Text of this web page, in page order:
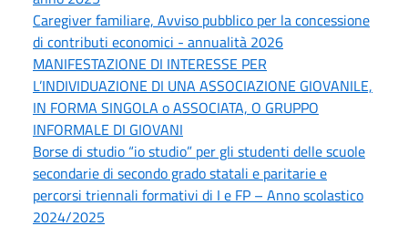
Caregiver familiare, Avviso pubblico per la concessione
di contributi economici - annualità 2026
MANIFESTAZIONE DI INTERESSE PER
L’INDIVIDUAZIONE DI UNA ASSOCIAZIONE GIOVANILE,
IN FORMA SINGOLA o ASSOCIATA, O GRUPPO
INFORMALE DI GIOVANI
Borse di studio “io studio” per gli studenti delle scuole
secondarie di secondo grado statali e paritarie e
percorsi triennali formativi di I e FP – Anno scolastico
2024/2025